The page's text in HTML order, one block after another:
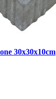
30x30x10cm